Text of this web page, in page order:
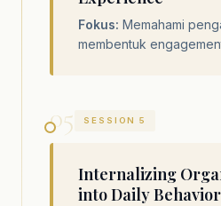
Fokus: Memahami
membentuk
05 SESSION 5
Internalizing
into Daily Behavior